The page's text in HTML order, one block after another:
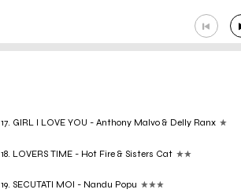
17. GIRL I LOVE YOU - Anthony Malvo & Delly Ranx
18. LOVERS TIME - Hot Fire & Sisters Cat
19. SECUTATI MOI - Nandu Popu